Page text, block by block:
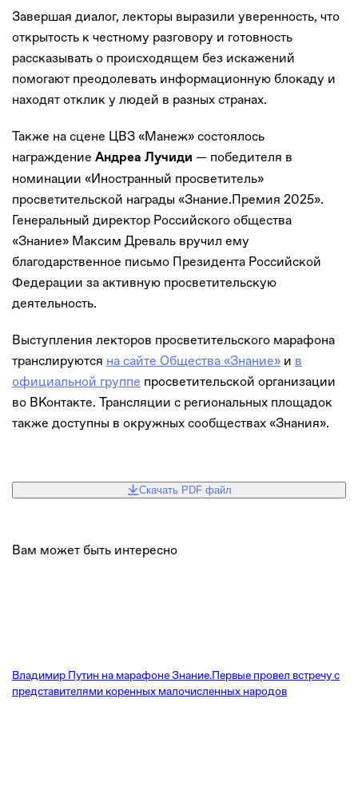
Завершая диалог, лекторы выразили уверенность, что
открытость к честному разговору и готовность
рассказывать о происходящем без искажений
помогают преодолевать информационную блокаду и
находят отклик у людей в разных странах.
Также на сцене ЦВЗ «Манеж» состоялось
награждение Андреа Лучиди — победителя в
номинации «Иностранный просветитель»
просветительской награды «Знание.Премия 2025».
Генеральный директор Российского общества
«Знание» Максим Древаль вручил ему
благодарственное письмо Президента Российской
Федерации за активную просветительскую
деятельность.
Выступления лекторов просветительского марафона
транслируются на сайте Общества «Знание» и в
официальной группе просветительской организации
во ВКонтакте. Трансляции с региональных площадок
также доступны в окружных сообществах «Знания».
Скачать PDF файл
Вам может быть интересно
Владимир Путин на марафоне Знание.Первые провел встречу с
представителями коренных малочисленных народов